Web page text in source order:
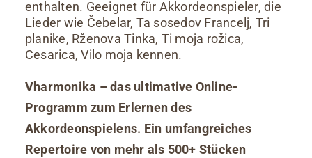
enthalten. Geeignet für Akkordeonspieler, die
Lieder wie Čebelar, Ta sosedov Francelj, Tri
planike, Rženova Tinka, Ti moja rožica,
Cesarica, Vilo moja kennen.
Vharmonika – das ultimative Online-
Programm zum Erlernen des
Akkordeonspielens. Ein umfangreiches
Repertoire von mehr als 500+ Stücken